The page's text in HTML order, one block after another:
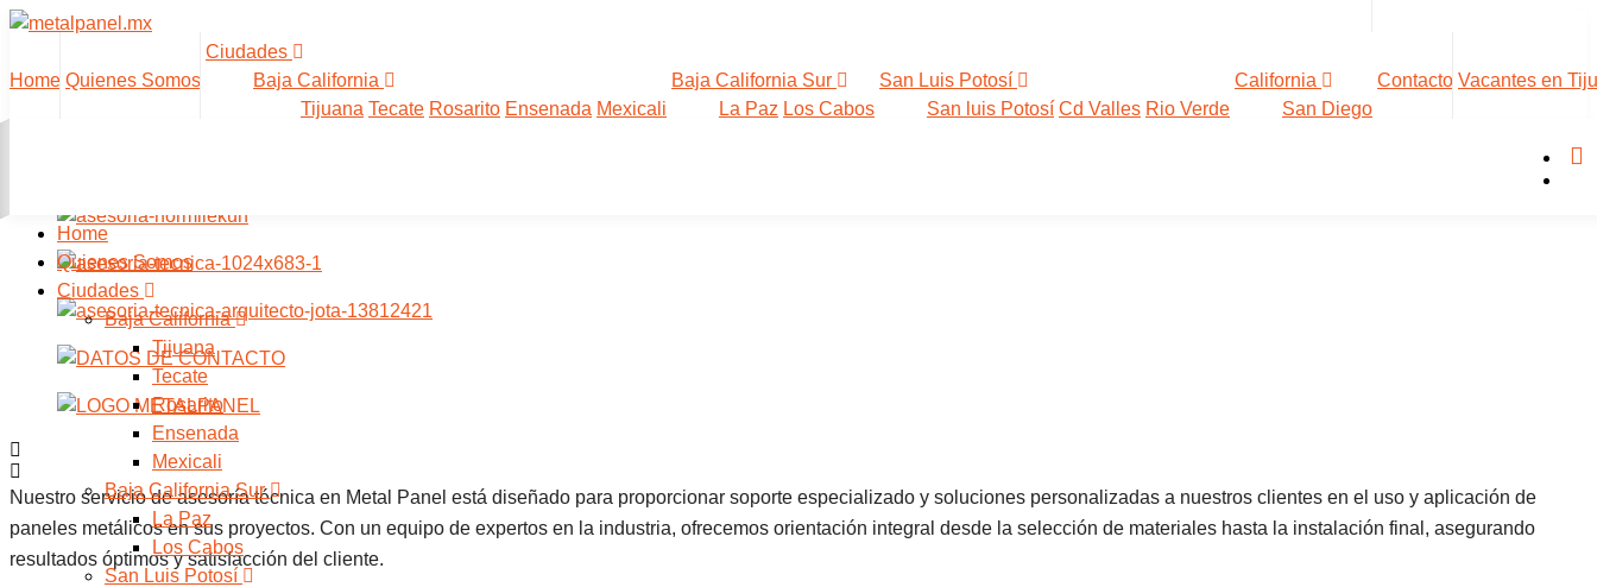
Saltarse
contenido
Home Quienes Somos
Ciudades
Baja California
Tijuana Tecate Rosarito Ensenada Mexicali
Baja California Sur
La Paz Los Cabos
San Luis Potosí
San luis Potosí Cd Valles Rio Verde
California
San Diego
Contacto Vacantes en
Home
Quienes Somos
Ciudades
Baja California
Tijuana
Tecate
Rosarito
Ensenada
Mexicali
Baja California Sur
La Paz
Los Cabos
San Luis Potosí
Nuestro servicio de asesoría técnica en Metal Panel está diseñado para proporcionar soporte especializado y soluciones personalizadas a nuestros clientes en el uso y aplicación de
paneles metálicos en sus proyectos. Con un equipo de expertos en la industria, ofrecemos orientación integral desde la selección de materiales hasta la instalación final, asegurando
resultados óptimos y satisfacción del cliente.